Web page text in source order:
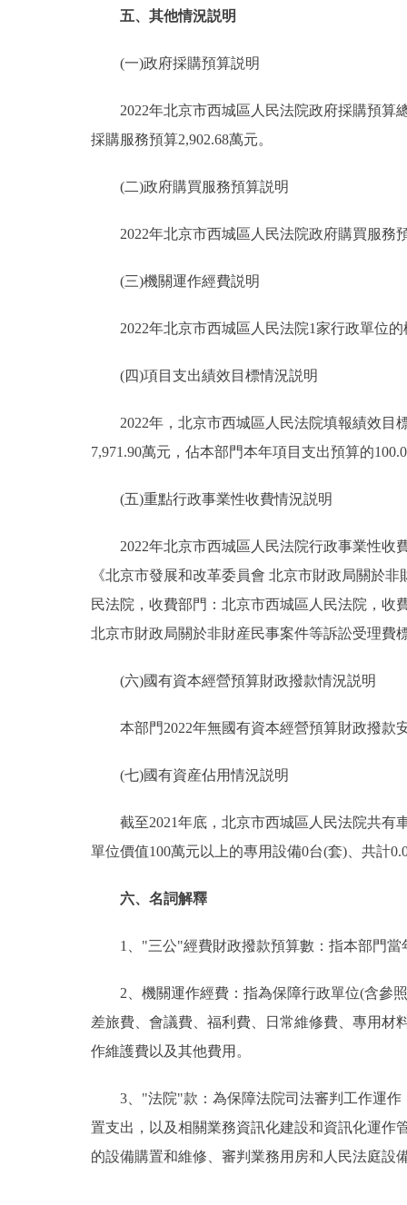
五、其他情況説明
(一)政府採購預算説明
2022年北京市西城區人民法院政府採購預算總
採購服務預算2,902.68萬元。
(二)政府購買服務預算説明
2022年北京市西城區人民法院政府購買服務預
(三)機關運作經費説明
2022年北京市西城區人民法院1家行政單位的
(四)項目支出績效目標情況説明
2022年，北京市西城區人民法院填報績效目標
7,971.90萬元，佔本部門本年項目支出預算的
(五)重點行政事業性收費情況説明
2022年北京市西城區人民法院行政事業性收
《北京市發展和改革委員會 北京市財政局關於
民法院，收費部門：北京市西城區人民法院，收
北京市財政局關於非財産民事案件等訴訟受理費
(六)國有資本經營預算財政撥款情況説明
本部門2022年無國有資本經營預算財政撥款
(七)國有資産佔用情況説明
截至2021年底，北京市西城區人民法院共有車
單位價值100萬元以上的專用設備0台(套)、共計
六、名詞解釋
1、"三公"經費財政撥款預算數：指本部門當
2、機關運作經費：指為保障行政單位(含參照
差旅費、會議費、福利費、日常維修費、專用材
作維護費以及其他費用。
3、"法院"款：為保障法院司法審判工作運作
置支出，以及相關業務資訊化建設和資訊化運作
的設備購置和維修、審判業務用房和人民法庭設